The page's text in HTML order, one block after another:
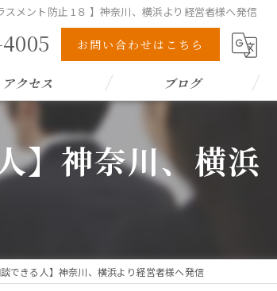
スメント防止 1８ 】神奈川、横浜より経営者様へ発信
お問い合わせはこちら
アクセス ブログ
】神奈川、横浜
できる人】神奈川、横浜より経営者様へ発信